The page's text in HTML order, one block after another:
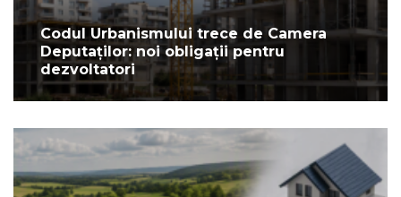
Codul Urbanismului trece de Camera
Deputaților: noi obligații pentru
dezvoltatori